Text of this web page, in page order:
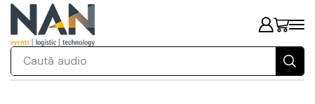
Caută audio